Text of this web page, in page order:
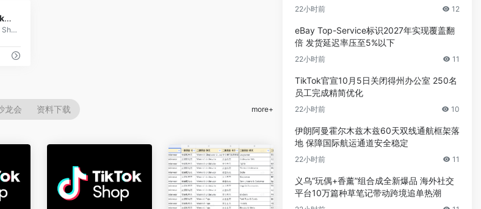
TikTok服务商
TikTok Shop合作伙伴服务中心
龙会 资料下载 more+
22小时前 12
eBay Top-Service标识2027年实现覆盖翻
倍 发货延迟率压至5%以下
22小时前 11
TikTok官宣10月5日关闭得州办公室 250名
员工完成精简优化
22小时前 10
伊朗阿曼霍尔木兹木兹60天双线通航框架落
地 保障国际航运通道安全稳定
22小时前 11
义乌“玩偶+香薰”组合成全新爆品 海外社交
平台10万篇种草笔记带动跨境追单热潮